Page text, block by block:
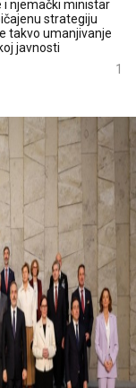
i njemački ministar
strategiju
takvo umanjivanje
javnosti
1